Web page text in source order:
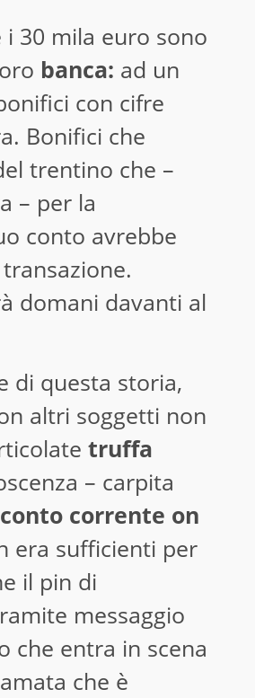
30 mila euro sono
banca: ad un
con cifre
Bonifici che
trentino che –
– per la
conto avrebbe
domani davanti al
di questa storia,
altri soggetti non
truffa
– carpita
conto corrente on
era sufficienti per
il pin di
messaggio
che entra in scena
che è